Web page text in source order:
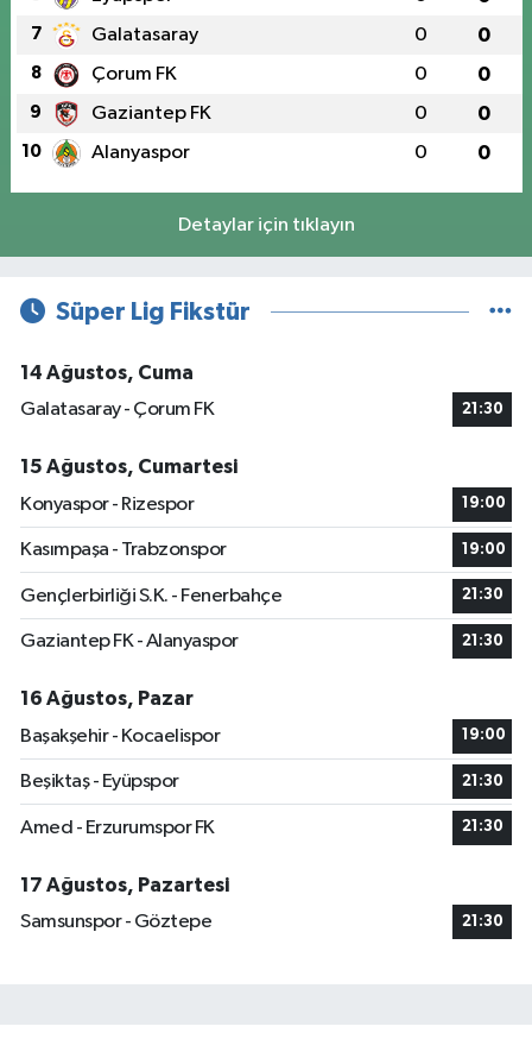
7 Galatasaray 0 0
8 Çorum FK 0 0
9 Gaziantep FK 0 0
10 Alanyaspor 0 0
Detaylar için tıklayın
Süper Lig Fikstür
14 Ağustos, Cuma
Galatasaray - Çorum FK
21:30
15 Ağustos, Cumartesi
Konyaspor - Rizespor
19:00
Kasımpaşa - Trabzonspor 19:00
Gençlerbirliği S.K. - Fenerbahçe 21:30
Gaziantep FK - Alanyaspor 21:30
16 Ağustos, Pazar
Başakşehir - Kocaelispor
19:00
Beşiktaş - Eyüpspor 21:30
Amed - Erzurumspor FK 21:30
17 Ağustos, Pazartesi
Samsunspor - Göztepe
21:30